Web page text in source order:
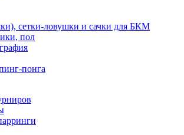
сетки-ловушки и сачки для БКМ
пол
понга